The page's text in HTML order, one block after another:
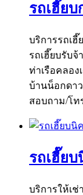
รถเฮี๊ยบ
บริการรถเฮี๊
รถเฮี๊ยบรับจ้
ท่าเรือคลอง
บ้านน็อกดา
สอบถาม/โท
รถเฮี๊ย
บริการให้เช่